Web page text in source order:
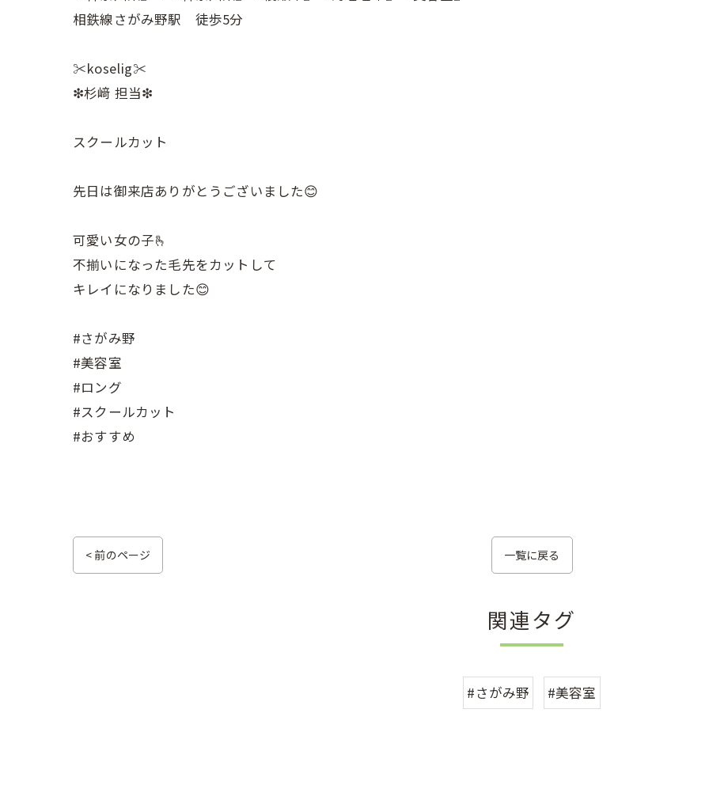
相鉄線さがみ野駅 徒歩5分
✂︎koselig✂︎
❇︎杉﨑 担当❇︎
スクールカット
先日は御来店ありがとうございました😊
可愛い女の子🫰
不揃いになった毛先をカットして
キレイになりました😊
#さがみ野
#美容室
#ロング
#スクールカット
#おすすめ
< 前のページ 一覧に戻る
関連タグ
#さがみ野 #美容室